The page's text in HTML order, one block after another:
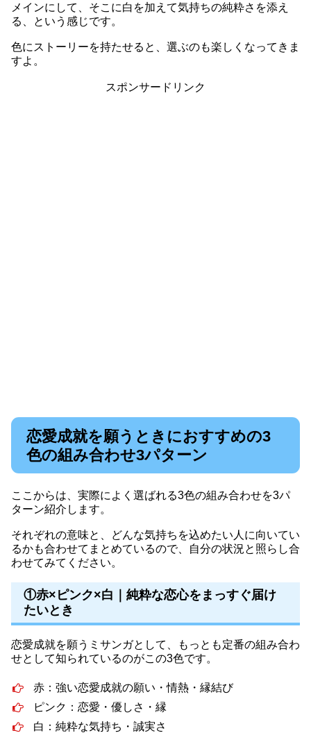
メインにして、そこに白を加えて気持ちの純粋さを添え
る、という感じです。
色にストーリーを持たせると、選ぶのも楽しくなってきま
すよ。
スポンサードリンク
恋愛成就を願うときにおすすめの3
色の組み合わせ3パターン
ここからは、実際によく選ばれる3色の組み合わせを3パ
ターン紹介します。
それぞれの意味と、どんな気持ちを込めたい人に向いてい
るかも合わせてまとめているので、自分の状況と照らし合
わせてみてください。
①赤×ピンク×白｜純粋な恋心をまっすぐ届け
たいとき
恋愛成就を願うミサンガとして、もっとも定番の組み合わ
せとして知られているのがこの3色です。
赤：強い恋愛成就の願い・情熱・縁結び
ピンク：恋愛・優しさ・縁
白：純粋な気持ち・誠実さ